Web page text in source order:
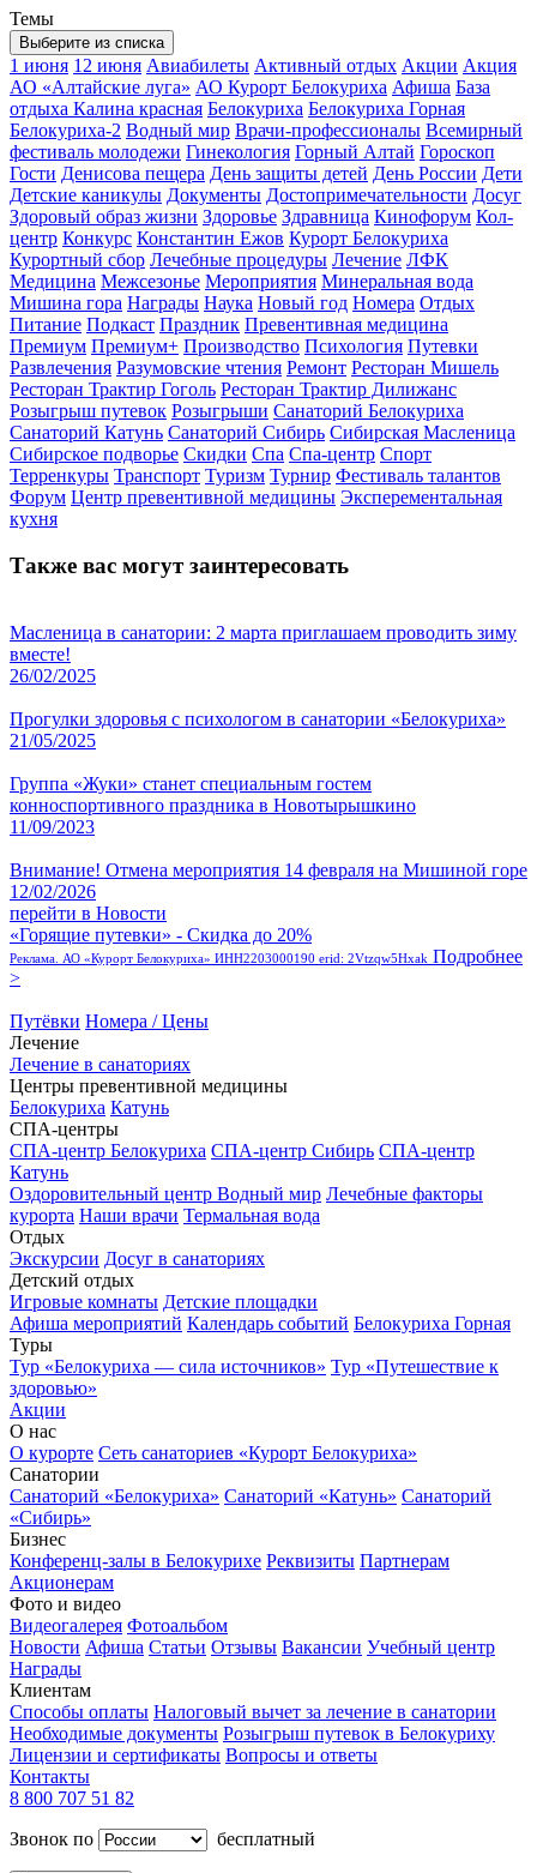
Темы
Выберите из списка
1 июня 12 июня Авиабилеты Активный отдых Акции Акция
АО «Алтайские луга» АО Курорт Белокуриха Афиша База
отдыха Калина красная Белокуриха Белокуриха Горная
Белокуриха-2 Водный мир Врачи-профессионалы Всемирный
фестиваль молодежи Гинекология Горный Алтай Гороскоп
Гости Денисова пещера День защиты детей День России Дети
Детские каникулы Документы Достопримечательности Досуг
Здоровый образ жизни Здоровье Здравница Кинофорум Кол-
центр Конкурс Константин Ежов Курорт Белокуриха
Курортный сбор Лечебные процедуры Лечение ЛФК
Медицина Межсезонье Мероприятия Минеральная вода
Мишина гора Награды Наука Новый год Номера Отдых
Питание Подкаст Праздник Превентивная медицина
Премиум Премиум+ Производство Психология Путевки
Развлечения Разумовские чтения Ремонт Ресторан Мишель
Ресторан Трактир Гоголь Ресторан Трактир Дилижанс
Розыгрыш путевок Розыгрыши Санаторий Белокуриха
Санаторий Катунь Санаторий Сибирь Сибирская Масленица
Сибирское подворье Скидки Спа Спа-центр Спорт
Терренкуры Транспорт Туризм Турнир Фестиваль талантов
Форум Центр превентивной медицины Эксперементальная
кухня
Также вас могут заинтересовать
Масленица в санатории: 2 марта приглашаем проводить зиму
вместе!
26/02/2025
Прогулки здоровья с психологом в санатории «Белокуриха»
21/05/2025
Группа «Жуки» станет специальным гостем
конноспортивного праздника в Новотырышкино
11/09/2023
Внимание! Отмена мероприятия 14 февраля на Мишиной горе
12/02/2026
перейти в Новости
«Горящие путевки» - Скидка до 20%
Реклама. АО «Курорт Белокуриха» ИНН2203000190 erid: 2Vtzqw5Hxak Подробнее
>
Путёвки Номера / Цены
Лечение
Лечение в санаториях
Центры превентивной медицины
Белокуриха Катунь
СПА-центры
СПА-центр Белокуриха СПА-центр Сибирь СПА-центр
Катунь
Оздоровительный центр Водный мир Лечебные факторы
курорта Наши врачи Термальная вода
Отдых
Экскурсии Досуг в санаториях
Детский отдых
Игровые комнаты Детские площадки
Афиша мероприятий Календарь событий Белокуриха Горная
Туры
Тур «Белокуриха — сила источников» Тур «Путешествие к
здоровью»
Акции
О нас
О курорте Сеть санаториев «Курорт Белокуриха»
Санатории
Санаторий «Белокуриха» Санаторий «Катунь» Санаторий
«Сибирь»
Бизнес
Конференц-залы в Белокурихе Реквизиты Партнерам
Акционерам
Фото и видео
Видеогалерея Фотоальбом
Новости Афиша Статьи Отзывы Вакансии Учебный центр
Награды
Клиентам
Способы оплаты Налоговый вычет за лечение в санатории
Необходимые документы Розыгрыш путевок в Белокуриху
Лицензии и сертификаты Вопросы и ответы
Контакты
8 800 707 51 82
Звонок по
бесплатный